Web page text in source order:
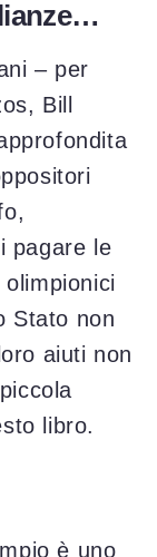
– per
Bill
pagare le
Stato non
aiuti non
libro.
è uno